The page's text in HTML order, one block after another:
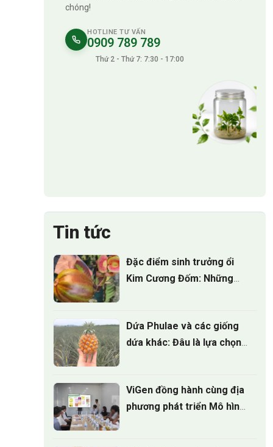
chóng!
HOTLINE TƯ VẤN
0909 789 789
Thứ 2 - Thứ 7: 7:30 - 17:00
Tin tức
Đặc điểm sinh trưởng ổi
Kim Cương Đốm: Những
Dứa Phulae và các giống
dứa khác: Đâu là lựa chọn
ViGen đồng hành cùng địa
phương phát triển Mô hình